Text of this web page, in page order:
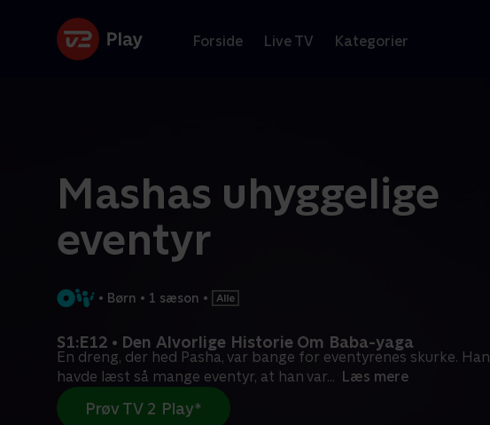
Forside Live TV Kategorier
Mashas uhyggelige
eventyr
• Børn • 1 sæson •
S1:E12 • Den Alvorlige Historie Om Baba-yaga
En dreng, der hed Pasha, var bange for eventyrenes skurke. Han
havde læst så mange eventyr, at han var... Læs mere
Prøv TV 2 Play*